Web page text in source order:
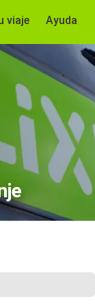
viaje Ayuda